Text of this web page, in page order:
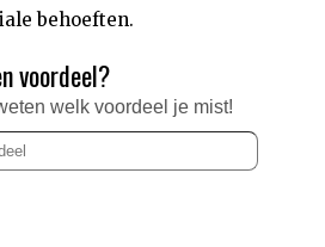
behoeften.
voordeel?
welk voordeel je mist!